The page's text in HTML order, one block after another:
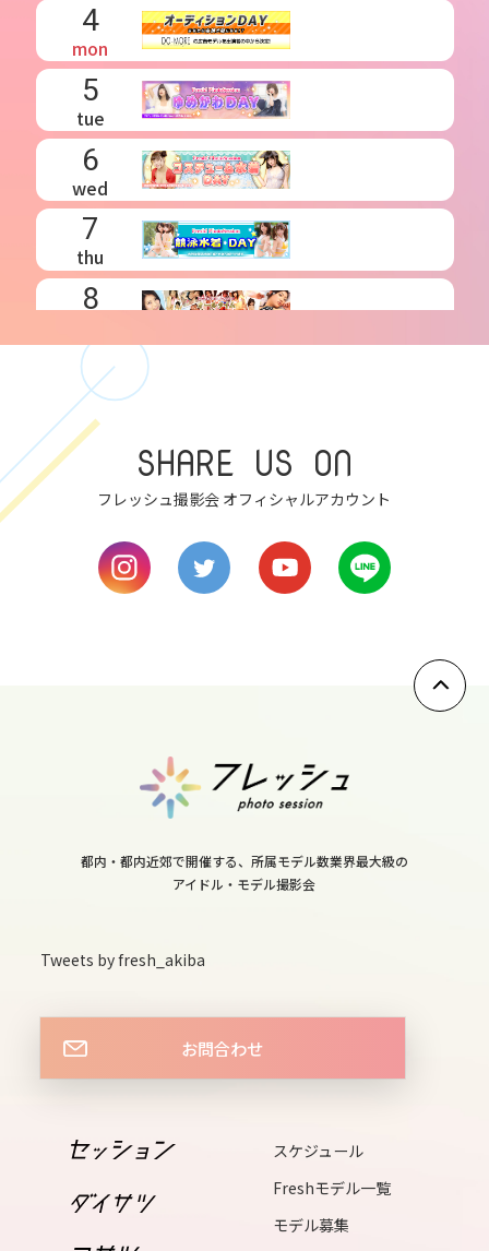
4
mon
5
tue
6
wed
7
thu
8
9
sat
10
11
12
16
sun
mon
19
20
wed
21
SHARE US ON
フレッシュ撮影会 オフィシャルアカウント
都内・都内近郊で開催する、所属モデル数業界最大級の
アイドル・モデル撮影会
Tweets by fresh_akiba
お問合わせ
スケジュール
Freshモデル一覧
モデル募集